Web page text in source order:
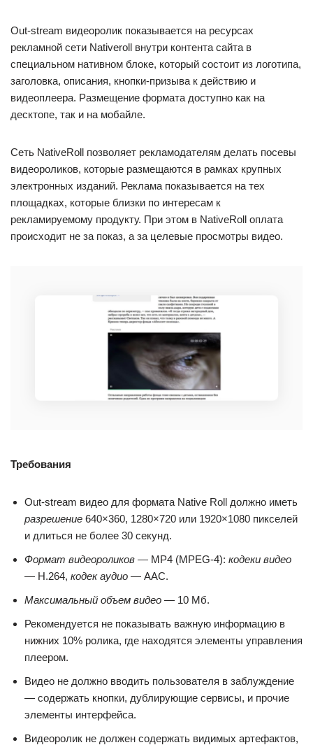
Out-stream видеоролик показывается на ресурсах
рекламной сети Nativeroll внутри контента сайта в
специальном нативном блоке, который состоит из логотипа,
заголовка, описания, кнопки-призыва к действию и
видеоплеера. Размещение формата доступно как на
десктопе, так и на мобайле.
Сеть NativeRoll позволяет рекламодателям делать посевы
видеороликов, которые размещаются в рамках крупных
электронных изданий. Реклама показывается на тех
площадках, которые близки по интересам к
рекламируемому продукту. При этом в NativeRoll оплата
происходит не за показ, а за целевые просмотры видео.
Требования
Out-stream видео для формата Native Roll должно иметь
разрешение 640×360, 1280×720 или 1920×1080 пикселей
и длиться не более 30 секунд.
Формат видеороликов — MP4 (MPEG-4): кодеки видео
— H.264, кодек аудио — AAC.
Максимальный объем видео — 10 Мб.
Рекомендуется не показывать важную информацию в
нижних 10% ролика, где находятся элементы управления
плеером.
Видео не должно вводить пользователя в заблуждение
— содержать кнопки, дублирующие сервисы, и прочие
элементы интерфейса.
Видеоролик не должен содержать видимых артефактов,